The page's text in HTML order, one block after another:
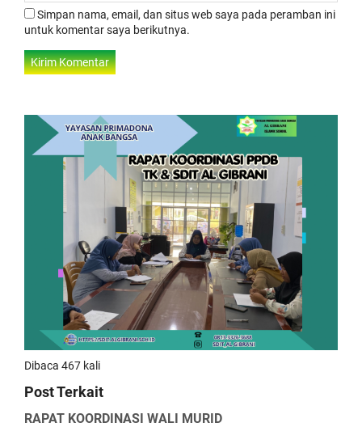
Simpan nama, email, dan situs web saya pada peramban ini
untuk komentar saya berikutnya.
Dibaca 467 kali
Post Terkait
RAPAT KOORDINASI WALI MURID